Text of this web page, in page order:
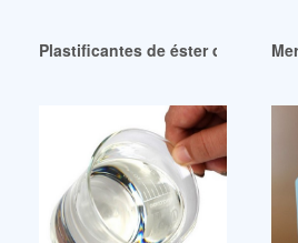
Plastificantes de éster de alto